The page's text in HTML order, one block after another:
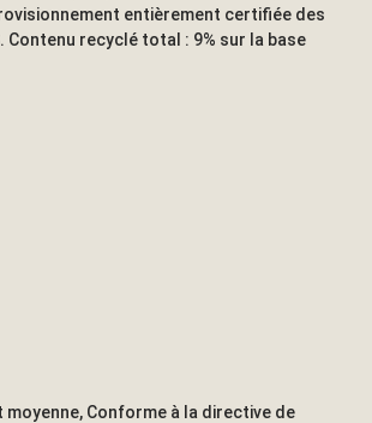
entièrement certifiée des
recyclé total : 9% sur la base
Conforme à la directive de